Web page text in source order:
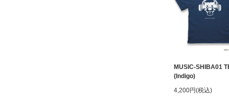
MUSIC-SHIBA01
(Indigo)
4,200円(税込)